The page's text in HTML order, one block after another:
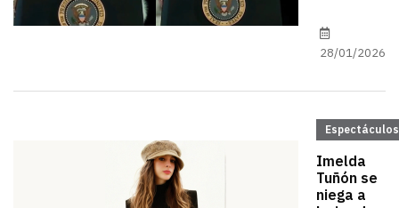
28/01/2026
Espectáculos
Imelda
Tuñón se
niega a